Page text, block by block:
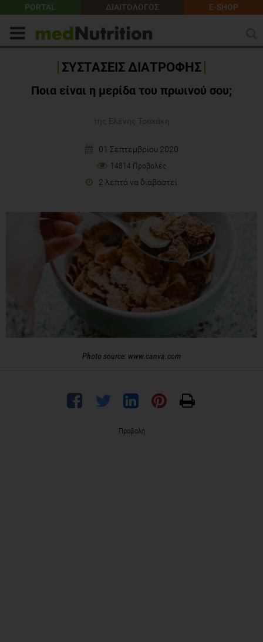
PORTAL ΔΙΑΙΤΟΛΟΓΟΣ E-SHOP
ΣΥΣΤΑΣΕΙΣ ΔΙΑΤΡΟΦΗΣ
Ποια είναι η μερίδα του πρωινού σου;
της Ελένης Τσαχάκη
01 Σεπτεμβρίου 2020
14814 Προβολές
2 λεπτά να διαβαστεί
Photo source: www.canva.com
Προβολή